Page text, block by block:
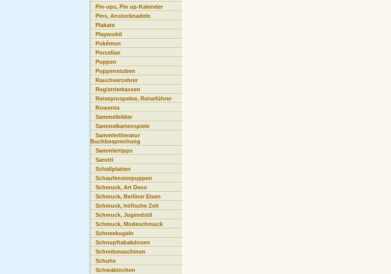
Pin-ups, Pin up-Kalender
Pins, Anstecknadeln
Plakate
Playmobil
Pokémon
Porzellan
Puppen
Puppenstuben
Rauchverzehrer
Registrierkassen
Reiseprospekte, Reiseführer
Rowenta
Sammelbilder
Sammelkartenspiele
Sammlerliteratur
Buchbesprechung
Sammlertipps
Sarotti
Schallplatten
Schaufensterpuppen
Schmuck, Art Deco
Schmuck, Berliner Eisen
Schmuck, höfische Zeit
Schmuck, Jugendstil
Schmuck, Modeschmuck
Schneekugeln
Schnupftabakdosen
Schreibmaschinen
Schuhe
Schwabinchen